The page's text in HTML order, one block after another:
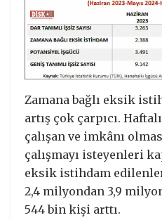
Zamana bağlı eksik
artış çok çarpıcı.
çalışan ve imkânı
çalışmayı isteyenleri
eksik istihdam
2,4 milyondan 3,9
544 bin kişi arttı.